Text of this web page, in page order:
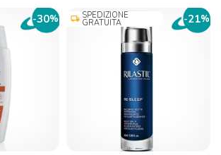
-30% local_shipping SPEDIZIONE
GRATUITA -21%